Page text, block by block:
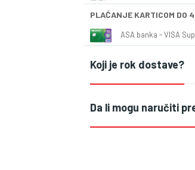
PLAĆANJE KARTICOM DO
ASA banka - VISA
Koji je rok dostave?
Da li mogu naručiti